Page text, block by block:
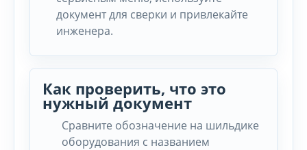
документ для сверки и привлекайте
инженера.
Как проверить, что это
нужный документ
Сравните обозначение на шильдике
оборудования с названием